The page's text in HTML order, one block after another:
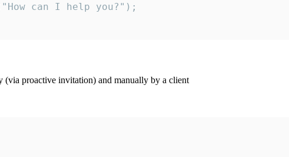
can I help you?");
(via proactive invitation) and manually by a client